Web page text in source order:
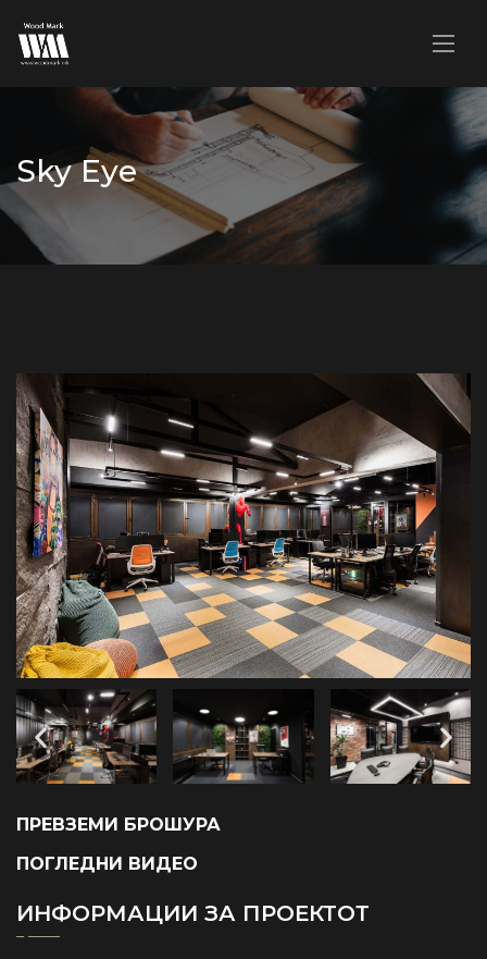
Sky Eye
ПРЕВЗЕМИ БРОШУРА
ПОГЛЕДНИ ВИДЕО
ИНФОРМАЦИИ ЗА ПРОЕКТОТ